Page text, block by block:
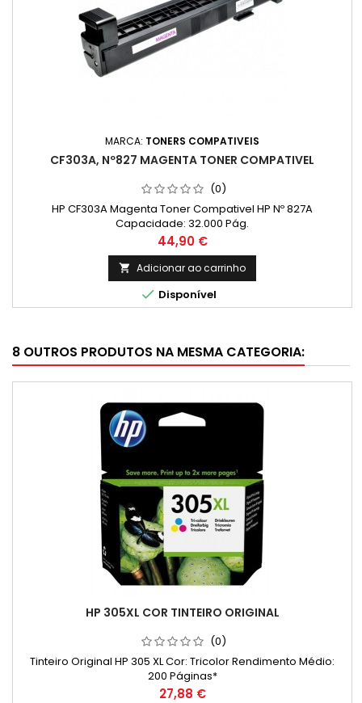
MARCA: TONERS COMPATIVEIS
CF303A, Nº827 MAGENTA TONER COMPATIVEL
(0)
HP CF303A Magenta Toner Compativel HP Nº 827A
Capacidade: 32.000 Pág.
Preço
44,90 €
 Adicionar ao carrinho
 Disponível
8 OUTROS PRODUTOS NA MESMA CATEGORIA:
HP 305XL COR TINTEIRO ORIGINAL
(0)
Tinteiro Original HP 305 XL Cor: Tricolor Rendimento Médio:
200 Páginas*
Preço
27,88 €